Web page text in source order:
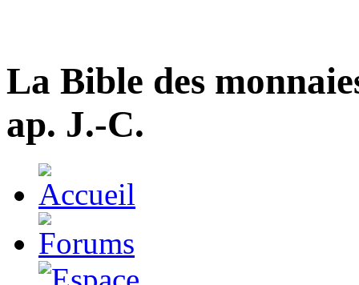
La Bible des
ap. J.-C.